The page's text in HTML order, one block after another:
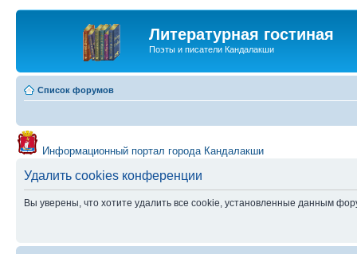
Литературная гостиная
Поэты и писатели Кандалакши
Список форумов
Информационный портал города Кандалакши
Удалить cookies конференции
Вы уверены, что хотите удалить все cookie, установленные данным